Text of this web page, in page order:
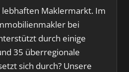
Maklermarkt. Im
bei
durch einige
35 überregionale
sich durch? Unsere